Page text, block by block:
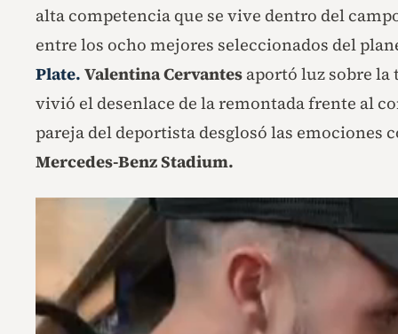
alta competencia que se vive dentro del
entre los ocho mejores seleccionados del
Plate. Valentina Cervantes aportó luz sobre
vivió el desenlace de la remontada frente al
pareja del deportista desglosó las emociones
Mercedes-Benz Stadium.